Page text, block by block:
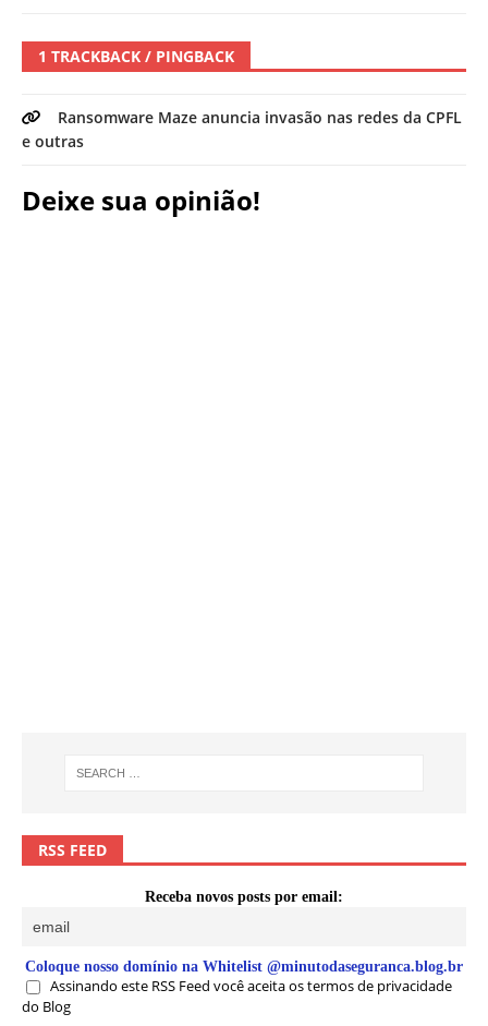
1 TRACKBACK / PINGBACK
Ransomware Maze anuncia invasão nas redes da CPFL
e outras
Deixe sua opinião!
RSS FEED
Receba novos posts por email:
Coloque nosso domínio na Whitelist @minutodaseguranca.blog.br
Assinando este RSS Feed você aceita os termos de privacidade
do Blog